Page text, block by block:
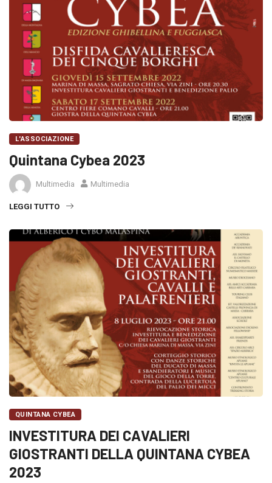
L'ASSOCIAZIONE
Quintana Cybea 2023
Multimedia Multimedia
LEGGI TUTTO
QUINTANA CYBEA
INVESTITURA DEI CAVALIERI
GIOSTRANTI DELLA QUINTANA CYBEA
2023